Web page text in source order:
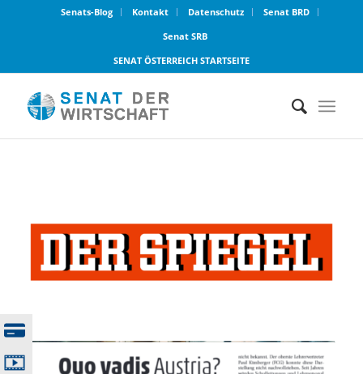
Senats-Blog Kontakt Datenschutz
Senat BRD
Senat SRB
SENAT ÖSTERREICH STARTSEITE